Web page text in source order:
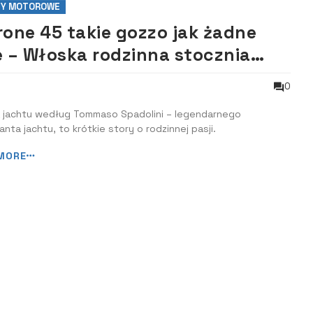
MOTOROWE
45 takie gozzo jak żadne
– Włoska rodzinna stocznia
z oferowanej serii
0
jachtu według Tommaso Spadolini – legendarnego
jachtu, to krótkie story o rodzinnej pasji.